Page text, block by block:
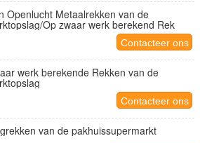
Openlucht Metaalrekken van de
Op zwaar werk berekend Rek
Contacteer ons
werk berekende Rekken van de
Contacteer ons
van de pakhuissupermarkt